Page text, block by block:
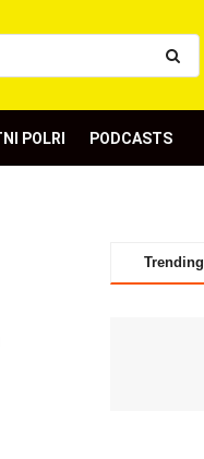
POLRI PODCASTS
Trending